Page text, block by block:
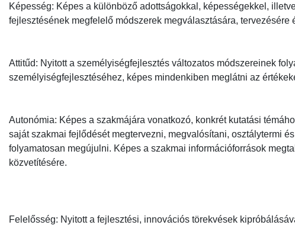
Képesség: Képes a különböző adottságokkal, képességekkel,
fejlesztésének megfelelő módszerek megválasztására,
Attitűd: Nyitott a személyiségfejlesztés változatos módszereinek
személyiségfejlesztéséhez, képes mindenkiben meglátni az
Autonómia: Képes a szakmájára vonatkozó, konkrét kutatási
saját szakmai fejlődését megtervezni, megvalósítani, osztálytermi
folyamatosan megújulni. Képes a szakmai információforrások
közvetítésére.
Felelősség: Nyitott a fejlesztési, innovációs törekvések